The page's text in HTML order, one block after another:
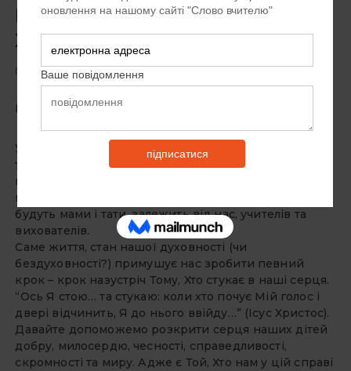
виховання молоді на
християнських цінностях
19 РОКІВ ТОМУ ЗАЛИШТЕ КОМЕНТАР
Шановні колеги!
Усі ми з вами розуміємо, що майбутнє залежить від
тих маленьких людей, які сьогодні сидять за
шкільною партою. Якими будуть завтра лікарі,
вчителі, бізнесмени, керівники різних рівнів, якими
будуть мами і тати, залежить від нас, учителів та
вихователів.
Саме життя, стан нашої духовності (чи
бездуховності?) примушує нас зробити певний
крок – крок назустріч Тому, Хто стукає в наші серця.
“Ось Я стою… та стукаю: коли хто почує Мій голос і
двері відчинить, Я до нього ввійду…” (Ісус Христос).
Давайте допоможемо розкрити серця наших дітей
добру, милосердю, чесності, справедливості,
скромності та миру. Адже є Той, Хто нам у цій справі